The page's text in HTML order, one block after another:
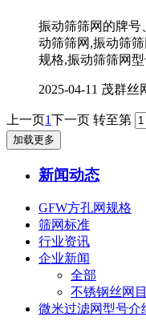
振动筛筛网的牌号
动筛筛网,振动筛
规格,振动筛筛网
2025-04-11 茂群丝
上一页1下一页 转至第
加载更多
新闻动态
GFW方孔网规格
筛网标准
行业资讯
企业新闻
全部
不锈钢丝网
微米过滤网型号介